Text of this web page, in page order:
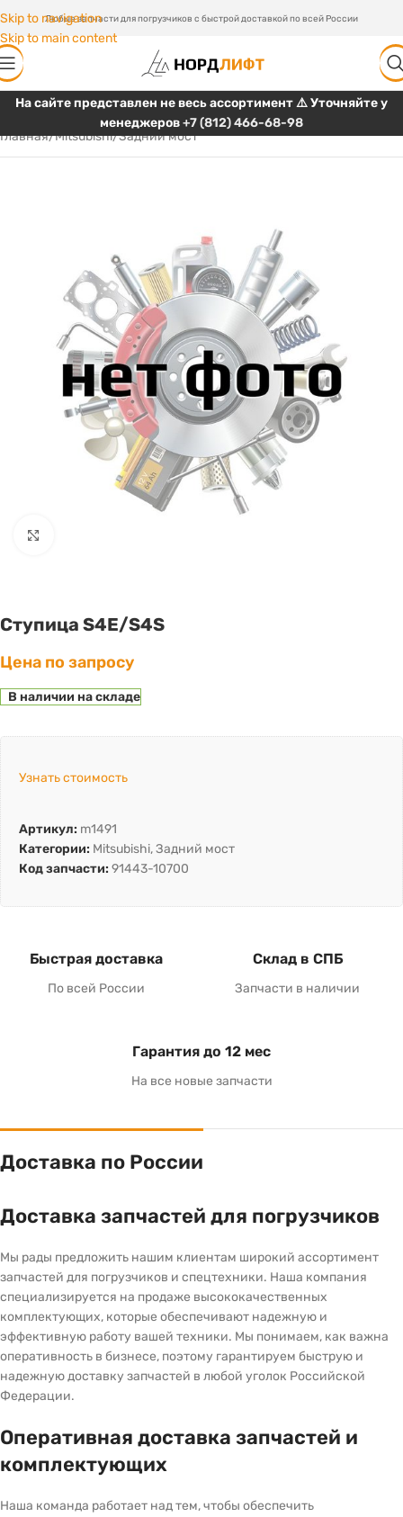
Skip to navigation
Skip to main content
Любые запчасти для погрузчиков с быстрой доставкой по всей России
На сайте представлен не весь ассортимент ⚠️ Уточняйте у
менеджеров+7 (812) 466-68-98
Главная/Mitsubishi/Задний мост
Ступица S4E/S4S
Цена по запросу
В наличии на складе
Узнать стоимость
Артикул: m1491
Категории: Mitsubishi,Задний мост
Код запчасти: 91443-10700
Быстрая доставка
По всей России
Склад в СПБ
Запчасти в наличии
Гарантия до 12 мес
На все новые запчасти
Доставка по России
Доставка запчастей для погрузчиков
Мы рады предложить нашим клиентам широкий ассортимент
запчастей для погрузчиков и спецтехники. Наша компания
специализируется на продаже высококачественных
комплектующих, которые обеспечивают надежную и
эффективную работу вашей техники. Мы понимаем, как важна
оперативность в бизнесе, поэтому гарантируем быструю и
надежную доставку запчастей в любой уголок Российской
Федерации.
Оперативная доставка запчастей и
комплектующих
Наша команда работает над тем, чтобы обеспечить